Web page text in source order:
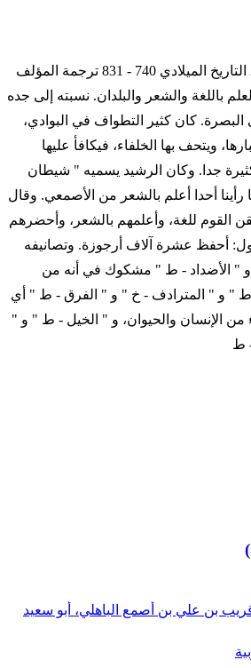
التاريخ الهجري 122 - 216 التاريخ الميلادي 740 - 831 ترجمة المؤلف
باللغة والشعر والبلدان. نسبته إلى جده
كان كثير التطواف في البوادي،
ويتحف بها الخلفاء، فيكافأ عليها
كثيرة جدا. وكان الرشيد يسميه " شيطان
أحدا أعلم بالشعر من الأصمعي. وقال
القوم للغة، وأعلمهم بالشعر، وأحضرهم
أحفظ عشرة آلاف أرجوزة. وتصانيفه
و " الأضداد - ط " مشكوك في أنه من
ط " و " المترادف - خ " و " الفرق - ط " أي
من الإنسان والحيوان، و " الخيل - ط " و "
- ط
بن علي بن أصمع الباهلي، أبو سعيد